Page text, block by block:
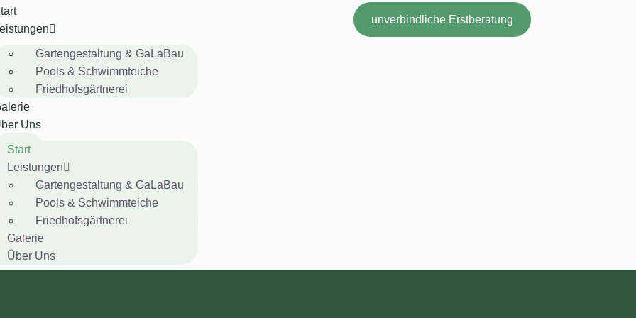
Gartengestaltung & GaLaBau
Pools & Schwimmteiche
Friedhofsgärtnerei
Uns
Start
Leistungen
Gartengestaltung & GaLaBau
Pools & Schwimmteiche
Friedhofsgärtnerei
Galerie
Über Uns
unverbindliche Erstberatung